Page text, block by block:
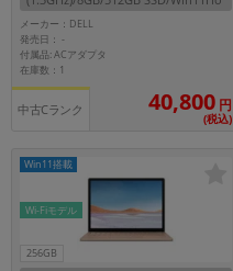
me】
メーカー：DELL
発売日：-
付属品: ACアダプタ
在庫数：1
中古Cランク 40,800 円
(税込)
256GB
Wi-Fiモデル
Win11搭載